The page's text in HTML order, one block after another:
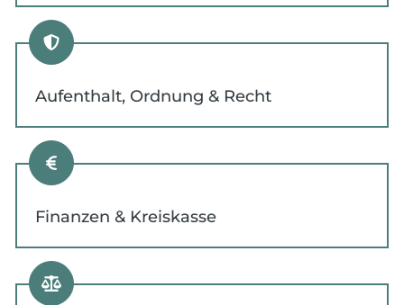
Aufenthalt, Ordnung & Recht
Finanzen & Kreiskasse